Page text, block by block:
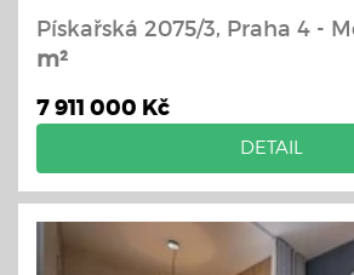
Pískařská 2075/3, Praha 4 -
m²
7 911 000 Kč
DETAIL